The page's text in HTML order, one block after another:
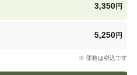
3,350円
5,250円
※ 価格は税込です